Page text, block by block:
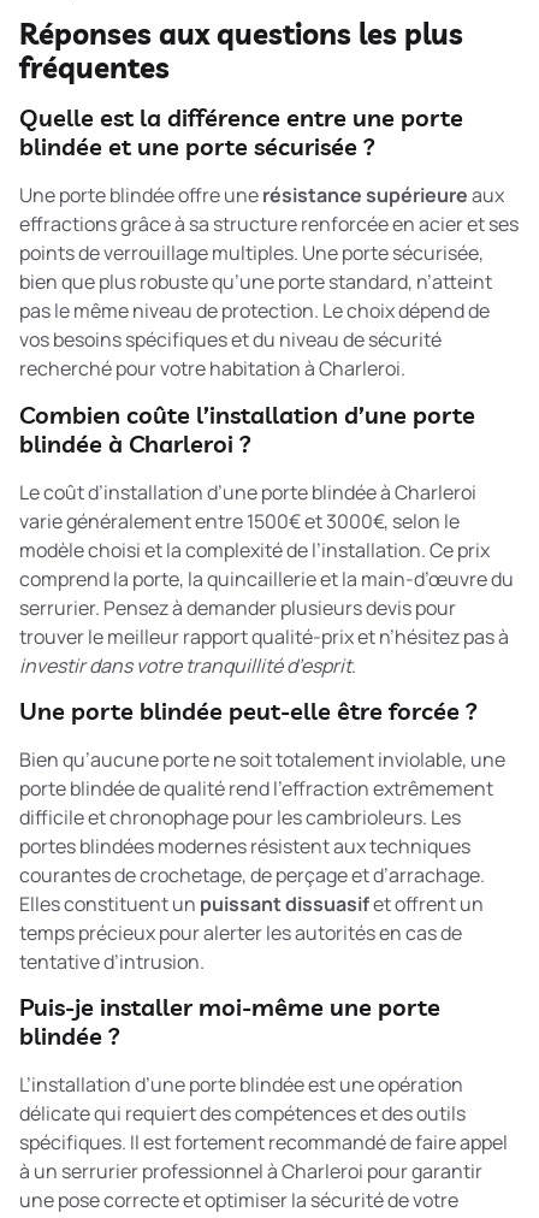
Réponses aux questions les plus
fréquentes
Quelle est la différence entre une porte
blindée et une porte sécurisée ?
Une porte blindée offre unerésistance supérieureaux
effractions grâce à sa structure renforcée en acier et ses
points de verrouillage multiples. Une porte sécurisée,
bien que plus robuste qu’une porte standard, n’atteint
pas le même niveau de protection. Le choix dépend de
vos besoins spécifiques et du niveau de sécurité
recherché pour votre habitation à Charleroi.
Combien coûte l’installation d’une porte
blindée à Charleroi ?
Le coût d’installation d’une porte blindée à Charleroi
varie généralement entre 1500€ et 3000€, selon le
modèle choisi et la complexité de l’installation. Ce prix
comprend la porte, la quincaillerie et la main-d’œuvre du
serrurier. Pensez à demander plusieurs devis pour
trouver le meilleur rapport qualité-prix et n’hésitez pas à
investir dans votre tranquillité d’esprit.
Une porte blindée peut-elle être forcée ?
Bien qu’aucune porte ne soit totalement inviolable, une
porte blindée de qualité rend l’effraction extrêmement
difficile et chronophage pour les cambrioleurs. Les
portes blindées modernes résistent aux techniques
courantes de crochetage, de perçage et d’arrachage.
Elles constituent un puissant dissuasifet offrent un
temps précieux pour alerter les autorités en cas de
tentative d’intrusion.
Puis-je installer moi-même une porte
blindée ?
L’installation d’une porte blindée est une opération
délicate qui requiert des compétences et des outils
spécifiques. Il est fortement recommandé de faire appel
à un serrurier professionnel à Charleroi pour garantir
une pose correcte et optimiser la sécurité de votre